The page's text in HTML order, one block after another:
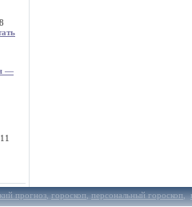
—
прогноз,гороскоп,персональный гороскоп,